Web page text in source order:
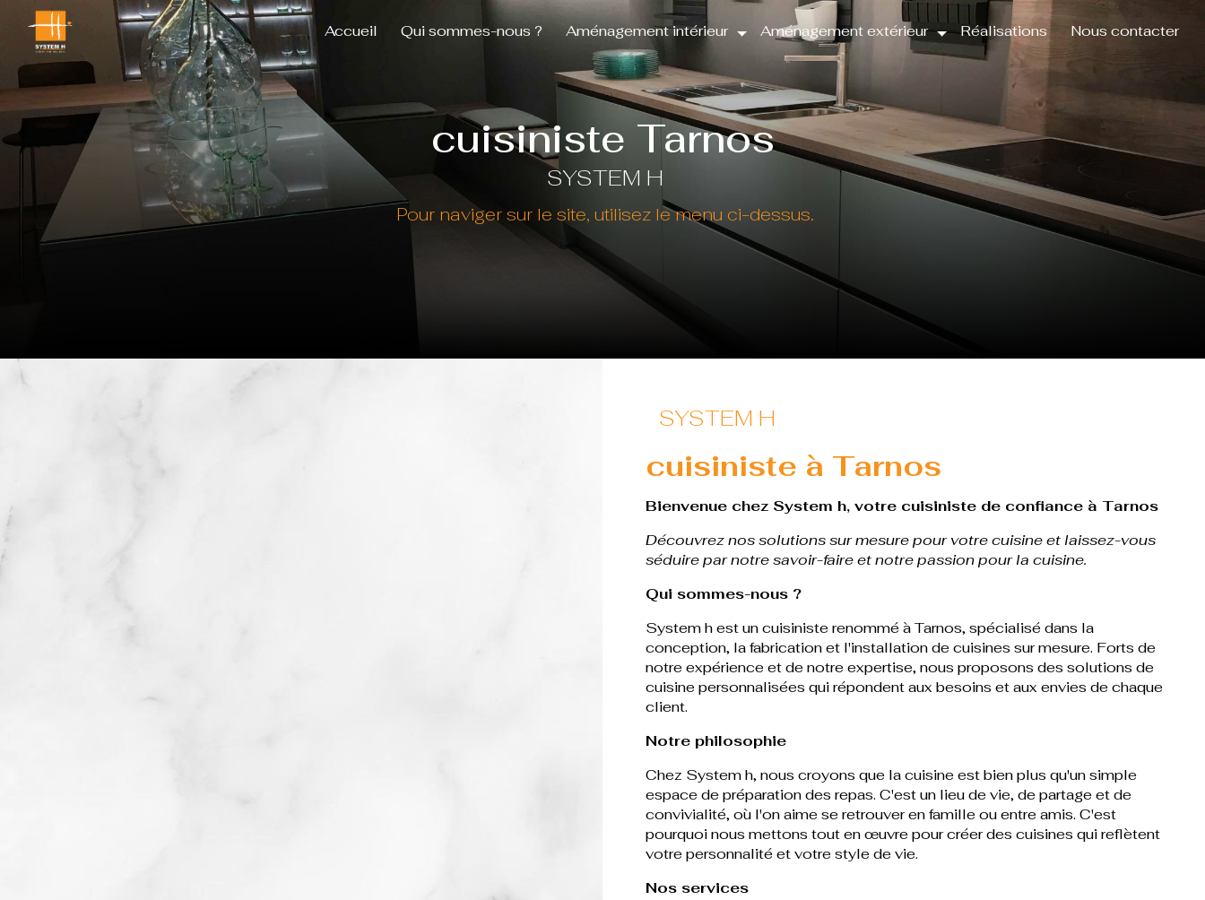
Accueil Qui sommes-nous ? Aménagement intérieur Aménagement extérieur Réalisations Nous contacter
cuisiniste Tarnos
SYSTEM H
SYSTEM H
cuisiniste à Tarnos
Bienvenue chez System h, votre cuisiniste de confiance à Tarnos
Découvrez nos solutions sur mesure pour votre cuisine et laissez-vous
séduire par notre savoir-faire et notre passion pour la cuisine.
Qui sommes-nous ?
System h est un cuisiniste renommé à Tarnos, spécialisé dans la
conception, la fabrication et l'installation de cuisines sur mesure. Forts de
notre expérience et de notre expertise, nous proposons des solutions de
cuisine personnalisées qui répondent aux besoins et aux envies de chaque
client.
Notre philosophie
Chez System h, nous croyons que la cuisine est bien plus qu'un simple
espace de préparation des repas. C'est un lieu de vie, de partage et de
convivialité, où l'on aime se retrouver en famille ou entre amis. C'est
pourquoi nous mettons tout en œuvre pour créer des cuisines qui reflètent
votre personnalité et votre style de vie.
Nos services
Panneau de gestion des cookies